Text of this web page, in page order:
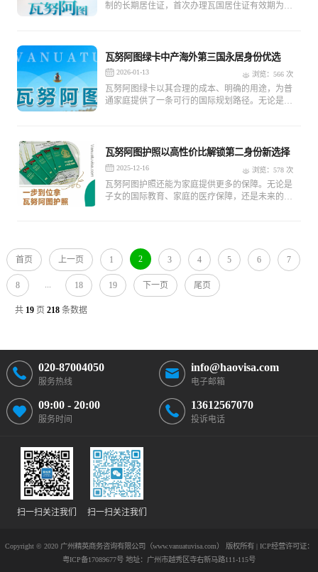
制的长期居住证，首次办理瓦国居住证有效期为10
国家。
瓦努阿图绿卡中产海外第三国永居身份优选
2026-01-13 浏览：566 次
瓦努阿图绿卡以其合理的成本、明确的用途，为普
通家庭提供了一条可行的国际规划路径。无论是应
瓦努阿图护照以高性价比解锁第二身份新选择‌
2025-12-16 浏览：578 次
瓦努阿图护照还能为家庭提供更多的保障。无论是
子女的国际教育、家庭的医疗保障，还是未来的养
首页 上一页 1 2 3 4 5 6 7
8 18 19 下一页 尾页
共 19页 218条数据
020-87004050
服务热线
info@haovisa.com
电子邮箱
09:00 - 20:00
服务时间
13612567070
投诉电话
扫一扫关注我们 扫一扫关注我们
Copyright © 2020 广州精英商务咨询有限公司（www.vanuatuvisa.com） 版权所有 | ICP经营许可证：
粤ICP备17089677号 地址：广州市越秀区寺右新马路111-115号